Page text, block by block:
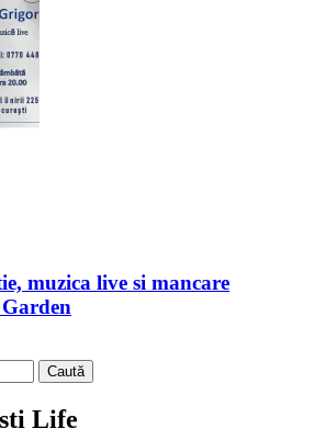
muzica live si mancare
Life